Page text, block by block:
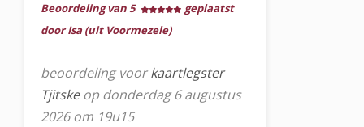
Beoordeling van 5
geplaatst
door Isa (uit Voormezele)
beoordeling voorkaartlegster
Tjitskeop donderdag 6 augustus
2026 om 19u15